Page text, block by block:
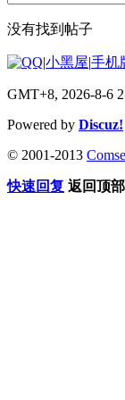
没有找到帖子
|小黑屋|手机
GMT+8, 2026-8-6
Powered by Discuz!
© 2001-2013
快速回复 返回顶部